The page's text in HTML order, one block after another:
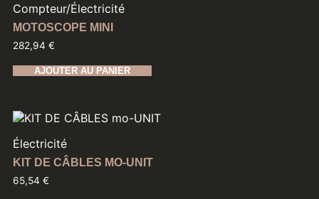
Compteur/Électricité
MOTOSCOPE MINI
282,94 €
AJOUTER AU PANIER
Électricité
KIT DE CÂBLES MO-UNIT
65,54 €